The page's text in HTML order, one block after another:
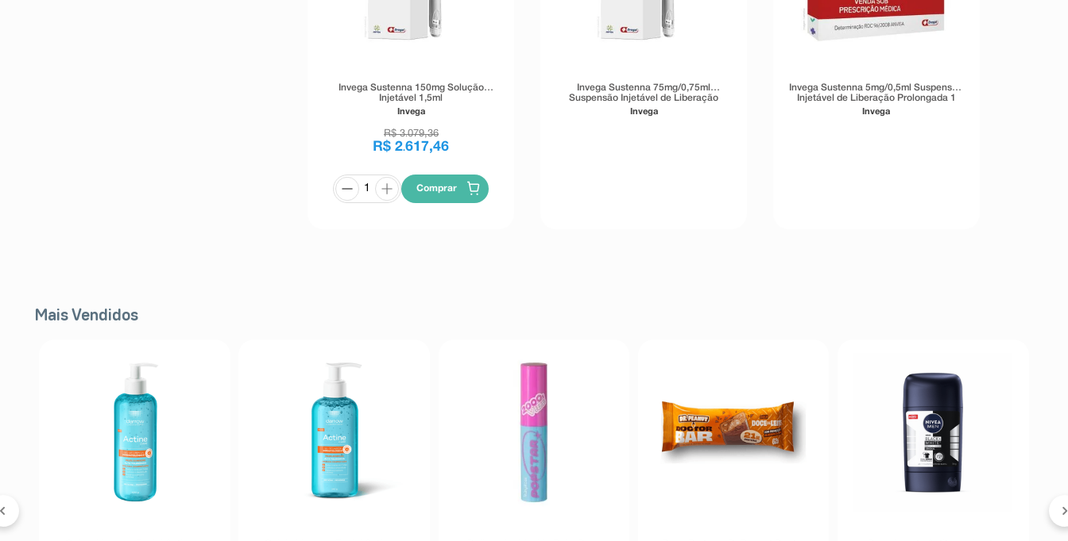
Invega Sustenna 150mg Solução
Injetável 1,5ml
Invega
R$ 3.079,36
R$ 2.617,46
Comprar
Invega Sustenna 75mg/0,75ml
Suspensão Injetável de Liberação
Prolongada 1 Seringa Preenchida 0,75ml
Invega
Invega Sustenna 5mg/0,5ml Suspensão
Injetável de Liberação Prolongada 1
Seringa Preenchida 0,5ml
Invega
Mais Vendidos